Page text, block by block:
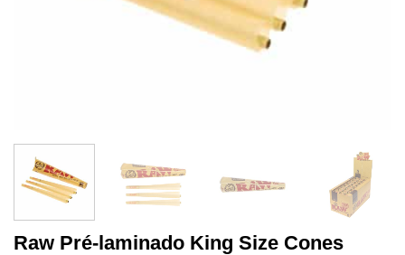
Raw Pré-laminado King Size Cones